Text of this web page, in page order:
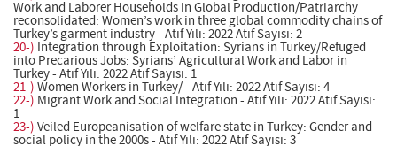
Work and Laborer Households in Global Production/Patriarchy
reconsolidated: Women’s work in three global commodity chains of
Turkey’s garment industry - Atıf Yılı: 2022 Atıf Sayısı: 2
20-) Integration through Exploitation: Syrians in Turkey/Refuged
into Precarious Jobs: Syrians’ Agricultural Work and Labor in
Turkey - Atıf Yılı: 2022 Atıf Sayısı: 1
21-) Women Workers in Turkey/ - Atıf Yılı: 2022 Atıf Sayısı: 4
22-) Migrant Work and Social Integration - Atıf Yılı: 2022 Atıf Sayısı:
1
23-) Veiled Europeanisation of welfare state in Turkey: Gender and
social policy in the 2000s - Atıf Yılı: 2022 Atıf Sayısı: 3